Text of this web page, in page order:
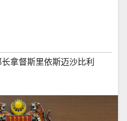
拿督斯里依斯迈沙比利